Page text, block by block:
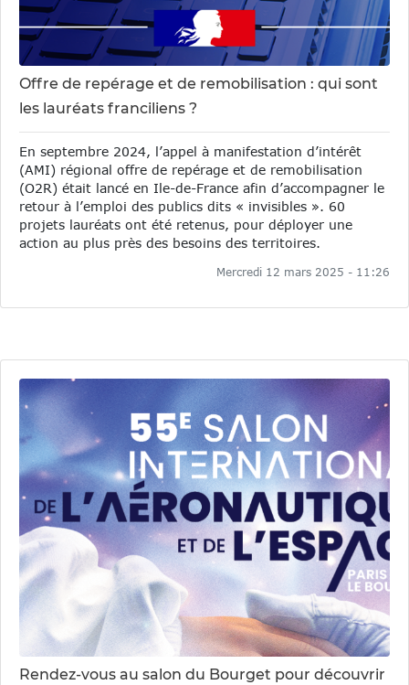
Offre de repérage et de remobilisation : qui sont
les lauréats franciliens ?
En septembre 2024, l’appel à manifestation d’intérêt
(AMI) régional offre de repérage et de remobilisation
(O2R) était lancé en Ile-de-France afin d’accompagner le
retour à l’emploi des publics dits « invisibles ». 60
projets lauréats ont été retenus, pour déployer une
action au plus près des besoins des territoires.
Mercredi 12 mars 2025 - 11:26
Rendez-vous au salon du Bourget pour découvrir